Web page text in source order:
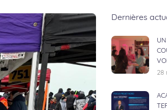
Dernières
28